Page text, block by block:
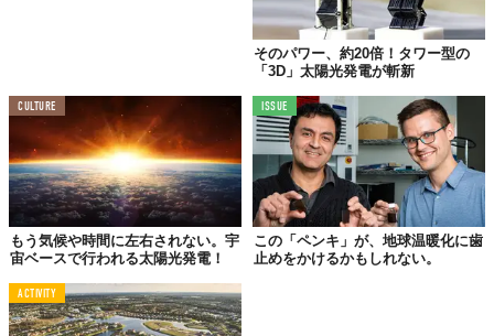
「SolarGaps」は窓に取り付けて使います。日中はパネルが自動
的に太陽の光を追跡して角度を変えてくれるので、効率的に発電
可能。
そのパワー、約20倍！タワー型の
「3D」太陽光発電が斬新
CULTURE
もう気候や時間に左右されない。宇
宙ベースで行われる太陽光発電！
ISSUE
この「ペンキ」が、地球温暖化に歯
止めをかけるかもしれない。
ACTIVITY